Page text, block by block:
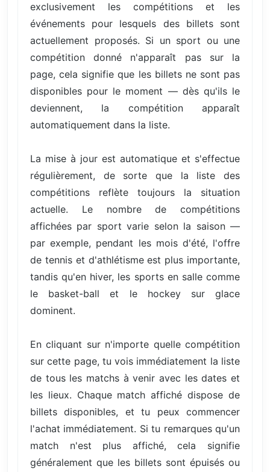
exclusivement les compétitions et les
événements pour lesquels des billets sont
actuellement proposés. Si un sport ou une
compétition donné n'apparaît pas sur la
page, cela signifie que les billets ne sont pas
disponibles pour le moment — dès qu'ils le
deviennent, la compétition apparaît
automatiquement dans la liste.
La mise à jour est automatique et s'effectue
régulièrement, de sorte que la liste des
compétitions reflète toujours la situation
actuelle. Le nombre de compétitions
affichées par sport varie selon la saison —
par exemple, pendant les mois d'été, l'offre
de tennis et d'athlétisme est plus importante,
tandis qu'en hiver, les sports en salle comme
le basket-ball et le hockey sur glace
dominent.
En cliquant sur n'importe quelle compétition
sur cette page, tu vois immédiatement la liste
de tous les matchs à venir avec les dates et
les lieux. Chaque match affiché dispose de
billets disponibles, et tu peux commencer
l'achat immédiatement. Si tu remarques qu'un
match n'est plus affiché, cela signifie
généralement que les billets sont épuisés ou